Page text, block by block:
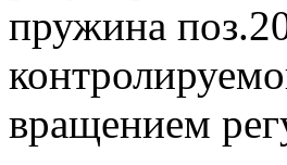
пружина
вращением